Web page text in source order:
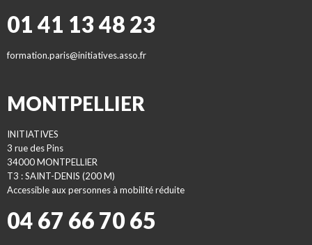
01 41 13 48 23
formation.paris@initiatives.asso.fr
MONTPELLIER
INITIATIVES
3 rue des Pins
34000 MONTPELLIER
T3 : SAINT-DENIS (200 M)
Accessible aux personnes à mobilité réduite
04 67 66 70 65